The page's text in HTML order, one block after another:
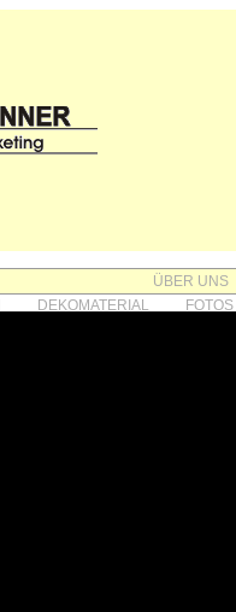
ÜBER UNS
DEKOMATERIAL FOTOS